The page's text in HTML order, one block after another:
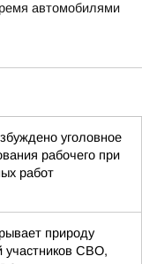
автомобилями
уголовное
рабочего при
работ
природу
участников СВО,